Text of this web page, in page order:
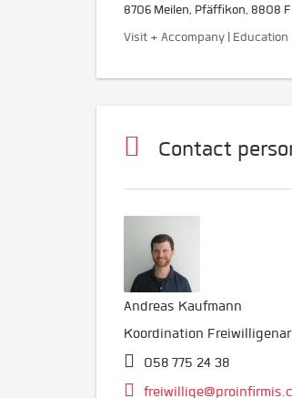
8706 Meilen, Pfäffikon, 8808
Visit + Accompany |
Contact
Andreas Kaufmann
Koordination
058 775 24 38